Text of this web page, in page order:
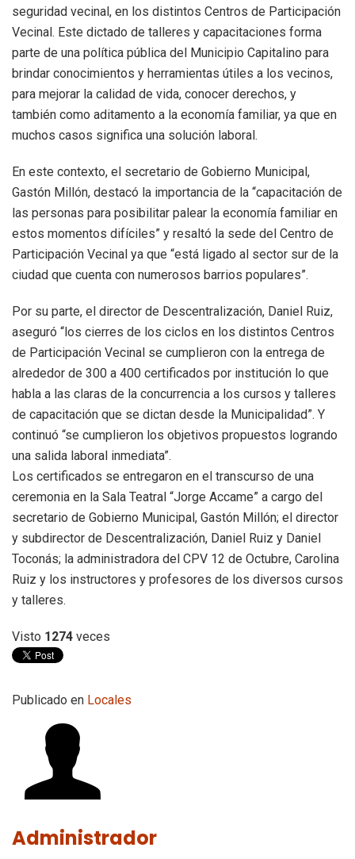
seguridad vecinal, en los distintos Centros de Participación
Vecinal. Este dictado de talleres y capacitaciones forma
parte de una política pública del Municipio Capitalino para
brindar conocimientos y herramientas útiles a los vecinos,
para mejorar la calidad de vida, conocer derechos, y
también como aditamento a la economía familiar, ya que en
muchos casos significa una solución laboral.
En este contexto, el secretario de Gobierno Municipal,
Gastón Millón, destacó la importancia de la “capacitación de
las personas para posibilitar palear la economía familiar en
estos momentos difíciles” y resaltó la sede del Centro de
Participación Vecinal ya que “está ligado al sector sur de la
ciudad que cuenta con numerosos barrios populares”.
Por su parte, el director de Descentralización, Daniel Ruiz,
aseguró “los cierres de los ciclos en los distintos Centros
de Participación Vecinal se cumplieron con la entrega de
alrededor de 300 a 400 certificados por institución lo que
habla a las claras de la concurrencia a los cursos y talleres
de capacitación que se dictan desde la Municipalidad”. Y
continuó “se cumplieron los objetivos propuestos logrando
una salida laboral inmediata”.
Los certificados se entregaron en el transcurso de una
ceremonia en la Sala Teatral “Jorge Accame” a cargo del
secretario de Gobierno Municipal, Gastón Millón; el director
y subdirector de Descentralización, Daniel Ruiz y Daniel
Toconás; la administradora del CPV 12 de Octubre, Carolina
Ruiz y los instructores y profesores de los diversos cursos
y talleres.
Visto 1274 veces
Publicado en Locales
Administrador